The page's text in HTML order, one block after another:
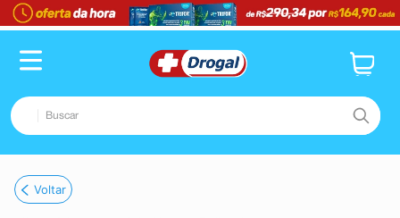
Buscar
1º fralda
Voltar